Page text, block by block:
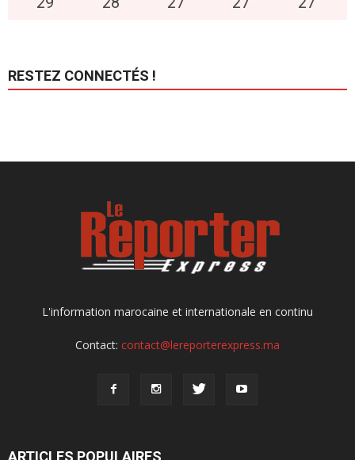
RESTEZ CONNECTÉS !
L'information marocaine et internationale en continu
Contact: contact@lereporterexpress.ma
ARTICLES POPULAIRES